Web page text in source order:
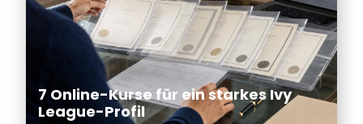
7 Online-Kurse für ein starkes Ivy
League-Profil